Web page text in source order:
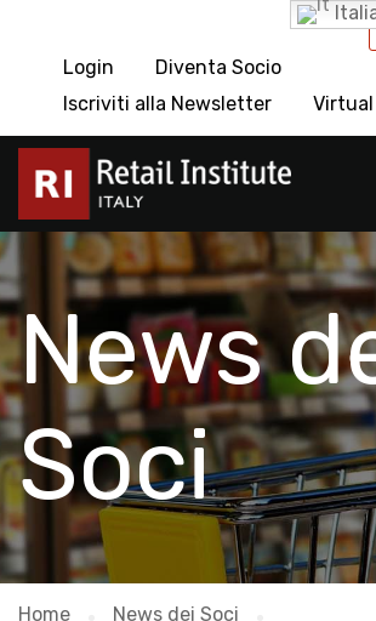
Login
Diventa Socio
Iscriviti alla Newsletter
News
Soci
Home
News dei Soci